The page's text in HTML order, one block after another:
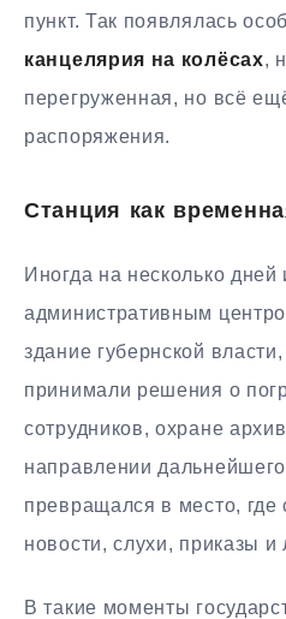
пункт. Так появлялась
канцелярия на колёсах,
перегруженная, но всё
распоряжения.
Станция как
Иногда на несколько дней
административным
здание губернской
принимали решения о
сотрудников, охране
направлении
превращался в место,
новости, слухи, приказы
В такие моменты